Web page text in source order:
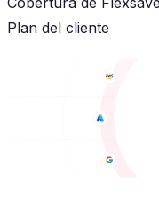
Plan del cliente